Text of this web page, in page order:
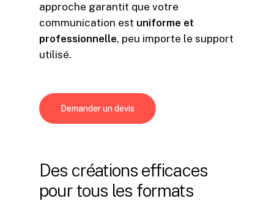
approche garantit que votre
communication est uniforme et
professionnelle, peu importe le support
utilisé.
Demander un devis
Des créations efficaces
pour tous les formats